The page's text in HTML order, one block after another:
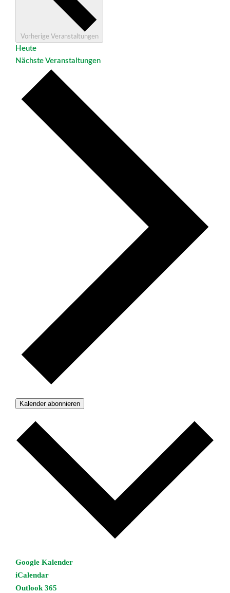
Vorherige Veranstaltungen
Heute
Nächste Veranstaltungen
Kalender abonnieren
Google Kalender
iCalendar
Outlook 365